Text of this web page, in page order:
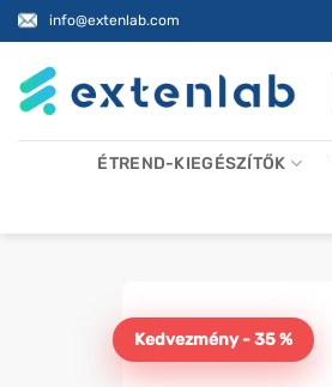
Skip
to
content
info@extenlab.com
ÉTREND-KIEGÉSZÍTŐK
Kedvezmény - 35 %